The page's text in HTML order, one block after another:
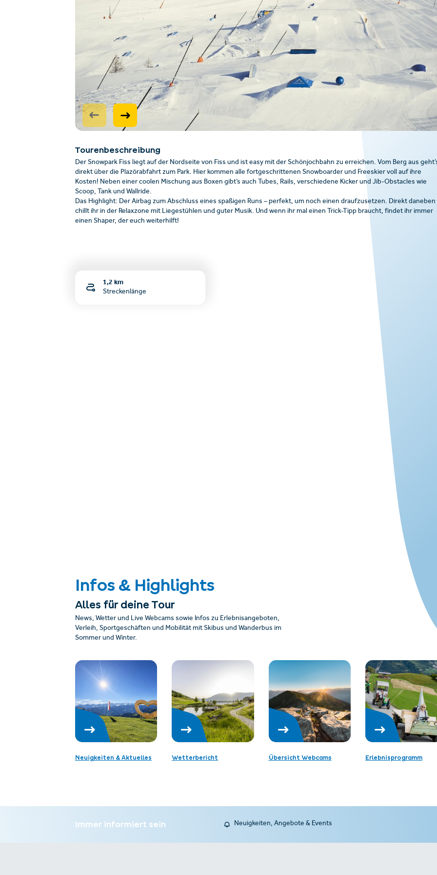
Tourenbeschreibung
Der Snowpark Fiss liegt auf der Nordseite von Fiss und ist easy mit der Schönjochbahn zu erreichen. Vom Berg aus
direkt über die Plazörabfahrt zum Park. Hier kommen alle fortgeschrittenen Snowboarder und Freeskier voll auf ihre
Kosten! Neben einer coolen Mischung aus Boxen gibt’s auch Tubes, Rails, verschiedene Kicker und Jib-Obstacles wie
Scoop, Tank und Wallride.
Das Highlight: Der Airbag zum Abschluss eines spaßigen Runs – perfekt, um noch einen draufzusetzen. Direkt daneben
chillt ihr in der Relaxzone mit Liegestühlen und guter Musik. Und wenn ihr mal einen Trick-Tipp braucht, findet ihr immer
einen Shaper, der euch weiterhilft!
1,2 km
Streckenlänge
Infos & Highlights
Alles für deine Tour
News, Wetter und Live Webcams sowie Infos zu Erlebnisangeboten,
Verleih, Sportgeschäften und Mobilität mit Skibus und Wanderbus im
Sommer und Winter.
Neuigkeiten & Aktuelles Wetterbericht Übersicht Webcams Erlebnisprogramm
Immer informiert sein Neuigkeiten, Angebote & Events